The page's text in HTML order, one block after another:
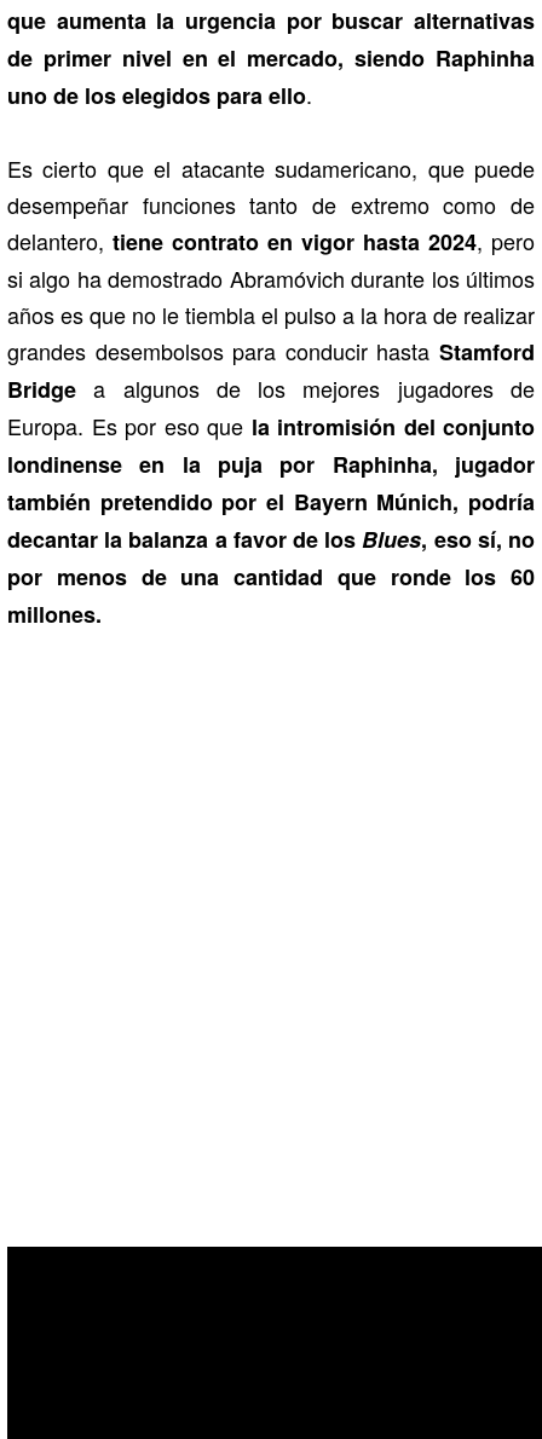
que aumenta la urgencia por buscar alternativas
de primer nivel en el mercado, siendo Raphinha
uno de los elegidos para ello.
Es cierto que el atacante sudamericano, que puede
desempeñar funciones tanto de extremo como de
delantero, tiene contrato en vigor hasta 2024, pero
si algo ha demostrado Abramóvich durante los últimos
años es que no le tiembla el pulso a la hora de realizar
grandes desembolsos para conducir hasta Stamford
Bridge a algunos de los mejores jugadores de
Europa. Es por eso que la intromisión del conjunto
londinense en la puja por Raphinha, jugador
también pretendido por el Bayern Múnich, podría
decantar la balanza a favor de losBlues, eso sí, no
por menos de una cantidad que ronde los 60
millones.